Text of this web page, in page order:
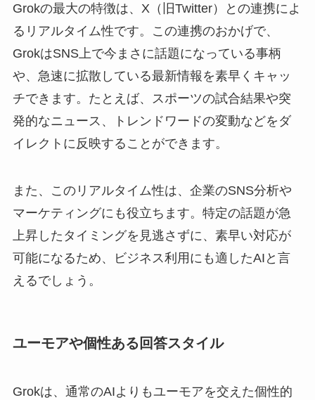
Grokの最大の特徴は、X（旧Twitter）との連携によ
るリアルタイム性です。この連携のおかげで、
GrokはSNS上で今まさに話題になっている事柄
や、急速に拡散している最新情報を素早くキャッ
チできます。たとえば、スポーツの試合結果や突
発的なニュース、トレンドワードの変動などをダ
イレクトに反映することができます。
また、このリアルタイム性は、企業のSNS分析や
マーケティングにも役立ちます。特定の話題が急
上昇したタイミングを見逃さずに、素早い対応が
可能になるため、ビジネス利用にも適したAIと言
えるでしょう。
ユーモアや個性ある回答スタイル
Grokは、通常のAIよりもユーモアを交えた個性的